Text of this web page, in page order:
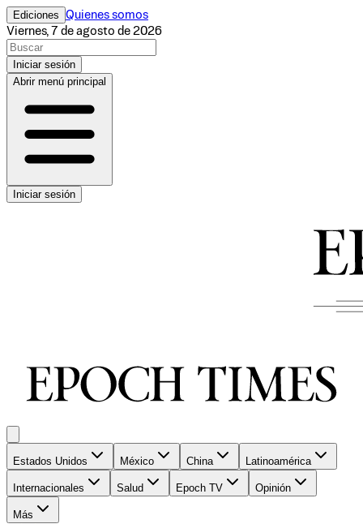
Ediciones Quienes somos
Viernes, 7 de agosto de 2026
Iniciar sesión
Abrir menú principal
Iniciar sesión
Estados Unidos México China Latinoamérica
Internacionales Salud Epoch TV Opinión
Más